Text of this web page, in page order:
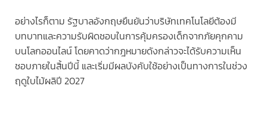
อย่างไรก็ตาม รัฐบาลอังกฤษยืนยันว่าบริษัทเทคโนโลยีต้องมี
บทบาทและความรับผิดชอบในการคุ้มครองเด็กจากภัยคุกคาม
บนโลกออนไลน์ โดยคาดว่ากฎหมายดังกล่าวจะได้รับความเห็น
ชอบภายในสิ้นปีนี้ และเริ่มมีผลบังคับใช้อย่างเป็นทางการในช่วง
ฤดูใบไม้ผลิปี 2027